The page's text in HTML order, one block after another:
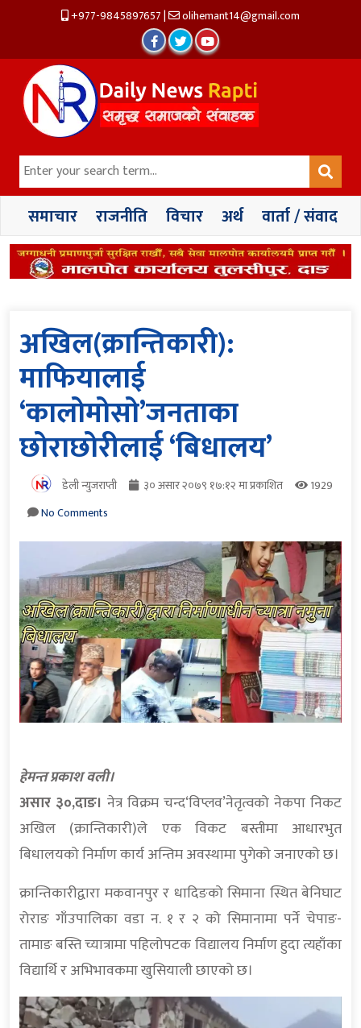
+977-9845897657| olihemant14@gmail.com
समाचार राजनीति विचार अर्थ वार्ता / संवाद
अखिल(क्रान्तिकारी):
माफियालाई
‘कालोमोसो’जनताका
छोराछोरीलाई ‘बिधालय’
डेली न्युजराप्ती ३० असार २०७९ १७:१२ मा प्रकाशित
1929
No Comments
हेमन्त प्रकाश वली।
असार ३०,दाङ। नेत्र विक्रम चन्द‘विप्लव’नेतृत्वको नेकपा निकट
अखिल (क्रान्तिकारी)ले एक विकट बस्तीमा आधारभुत
बिधालयको निर्माण कार्य अन्तिम अवस्थामा पुगेको जनाएको छ।
क्रान्तिकारीद्वारा मकवानपुर र धादिङको सिमाना स्थित बेनिघाट
रोराङ गाँउपालिका वडा न. १ र २ को सिमानामा पर्ने चेपाङ-
तामाङ बस्ति च्यात्रामा पहिलोपटक विद्यालय निर्माण हुदा त्यहाँका
विद्यार्थि र अभिभावकमा खुसियाली छाएको छ।